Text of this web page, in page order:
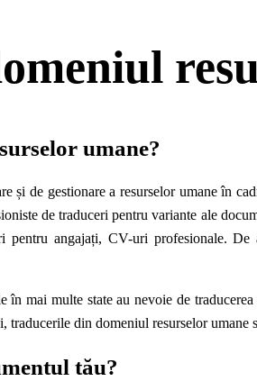
umane?
și de gestionare a resurselor umane în
de traduceri pentru variante ale
pentru angajați, CV-uri profesionale.
mai multe state au nevoie de
din domeniul resurselor
tău?